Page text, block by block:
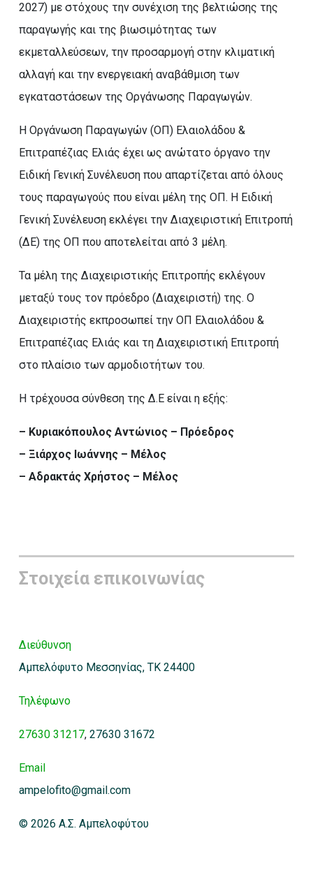
2027) με στόχους την συνέχιση της βελτιώσης της
παραγωγής και της βιωσιμότητας των
εκμεταλλεύσεων, την προσαρμογή στην κλιματική
αλλαγή και την ενεργειακή αναβάθμιση των
εγκαταστάσεων της Οργάνωσης Παραγωγών.
Η Οργάνωση Παραγωγών (ΟΠ) Ελαιολάδου &
Επιτραπέζιας Ελιάς έχει ως ανώτατο όργανο την
Ειδική Γενική Συνέλευση που απαρτίζεται από όλους
τους παραγωγούς που είναι μέλη της ΟΠ. Η Ειδική
Γενική Συνέλευση εκλέγει την Διαχειριστική Επιτροπή
(ΔΕ) της ΟΠ που αποτελείται από 3 μέλη.
Τα μέλη της Διαχειριστικής Επιτροπής εκλέγουν
μεταξύ τους τον πρόεδρο (Διαχειριστή) της. Ο
Διαχειριστής εκπροσωπεί την ΟΠ Ελαιολάδου &
Επιτραπέζιας Ελιάς και τη Διαχειριστική Επιτροπή
στο πλαίσιο των αρμοδιοτήτων του.
Η τρέχουσα σύνθεση της Δ.Ε είναι η εξής:
– Κυριακόπουλος Αντώνιος – Πρόεδρος
– Ξιάρχος Ιωάννης – Μέλος
– Αδρακτάς Χρήστος – Μέλος
Στοιχεία επικοινωνίας
Διεύθυνση
Αμπελόφυτο Μεσσηνίας, ΤΚ 24400
Τηλέφωνο
27630 31217, 27630 31672
Email
ampelofito@gmail.com
© 2026 Α.Σ. Αμπελοφύτου